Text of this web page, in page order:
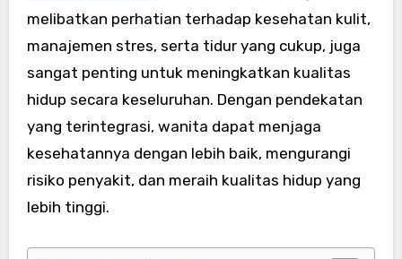
melibatkan perhatian terhadap kesehatan kulit,
manajemen stres, serta tidur yang cukup, juga
sangat penting untuk meningkatkan kualitas
hidup secara keseluruhan. Dengan pendekatan
yang terintegrasi, wanita dapat menjaga
kesehatannya dengan lebih baik, mengurangi
risiko penyakit, dan meraih kualitas hidup yang
lebih tinggi.